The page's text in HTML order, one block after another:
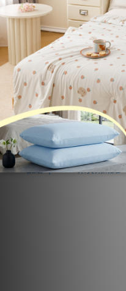
80支天絲｜【花語織
夢】床包兩用被組 ｜
100%萊賽爾纖維
NT$4,180 ~ NT$4,480
NT$5,880
加入購物車